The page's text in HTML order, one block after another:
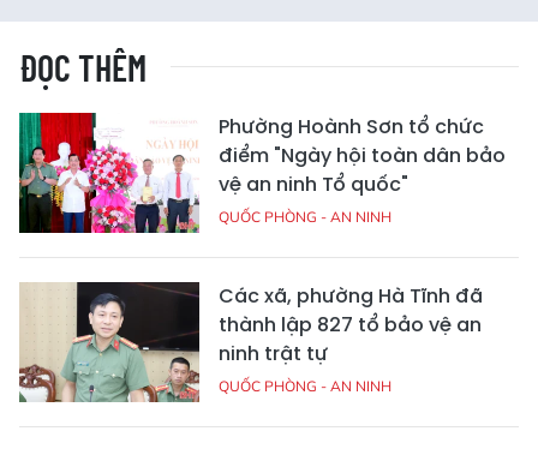
ĐỌC THÊM
Phường Hoành Sơn tổ chức
điểm "Ngày hội toàn dân bảo
vệ an ninh Tổ quốc"
QUỐC PHÒNG - AN NINH
Các xã, phường Hà Tĩnh đã
thành lập 827 tổ bảo vệ an
ninh trật tự
QUỐC PHÒNG - AN NINH